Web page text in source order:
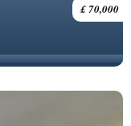
£ 70,000